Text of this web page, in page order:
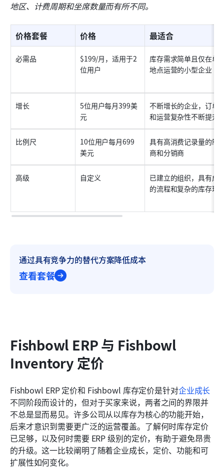
地区、计费周期和坐席数量而有所不同。
价格套餐 价格 最适合
必需品
$199/月，适用于2
位用户
库存需求简单且仅在单
地点运营的小型企业
增长
5位用户每月399美
元
不断增长的企业，订单
和运营复杂性不断提升
比例尺
10位用户每月699
美元
具有高消费记录量的制
商和分销商
高级 自定义
已建立的组织，具有成
的流程和复杂的库存环
通过具有竞争力的替代方案降低成本
查看套餐
Fishbowl ERP 与 Fishbowl
Inventory 定价
Fishbowl ERP 定价和 Fishbowl 库存定价是针对企业成长
不同阶段而设计的，但对于买家来说，两者之间的界限并
不总是显而易见。许多公司从以库存为核心的功能开始，
后来才意识到需要更广泛的运营覆盖。了解何时库存定价
已足够，以及何时需要 ERP 级别的定价，有助于避免昂贵
的升级。这一比较阐明了随着企业成长，定价、功能和可
扩展性如何变化。